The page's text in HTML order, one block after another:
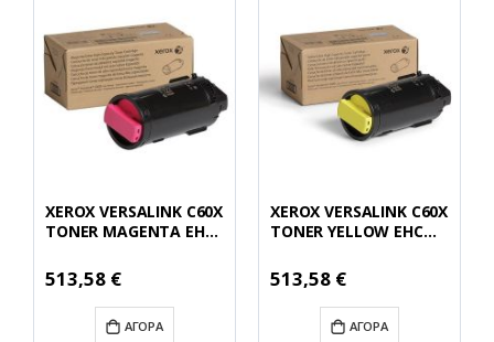
XEROX VERSALINK C60X
TONER MAGENTA EHC
(XER106R03921)
Ειδική
Τιμή
513,58 €
ΑΓΟΡΆ
XEROX VERSALINK C60X
TONER YELLOW EHC
(XER106R03922)
Ειδική
Τιμή
513,58 €
ΑΓΟΡΆ